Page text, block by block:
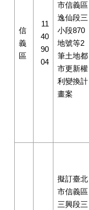
信
義
區
11
40
90
04
市信義區
逸仙段三
小段870
地號等2
筆土地都
市更新權
利變換計
畫案
擬訂臺北
市信義區
三興段三